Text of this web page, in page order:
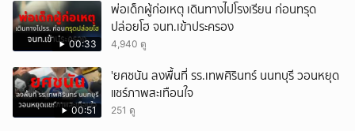
00:33
พ่อเด็กผู้ก่อเหตุ เดินทางไปโรงเรียน ก่อนทรุด
ปล่อยโฮ จนท.เข้าประครอง
4,940 ดู
00:51
'ยศชนัน ลงพื้นที่ รร.เทพศิรินทร์ นนทบุรี วอนหยุด
แชร์ภาพสะเทือนใจ
251 ดู